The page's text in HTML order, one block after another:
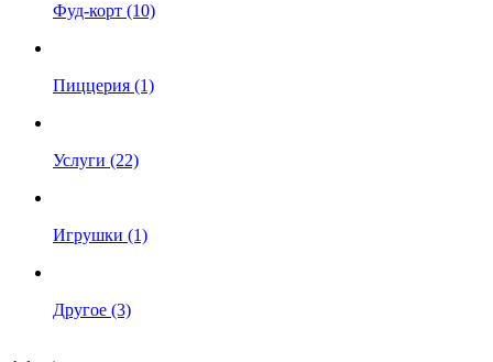
Фуд-корт (10)
Пиццерия (1)
Услуги (22)
Игрушки (1)
Другое (3)